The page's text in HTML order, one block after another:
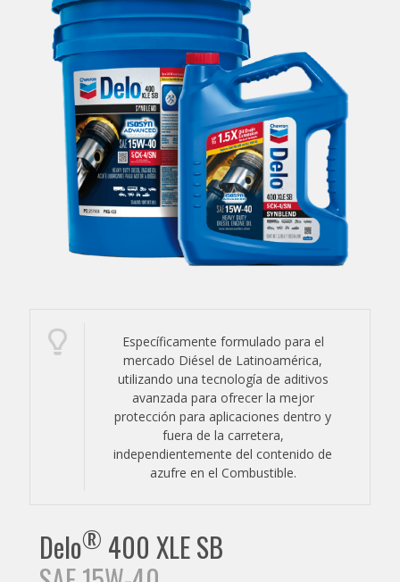
Específicamente formulado para el
mercado Diésel de Latinoamérica,
utilizando una tecnología de aditivos
avanzada para ofrecer la mejor
protección para aplicaciones dentro y
fuera de la carretera,
independientemente del contenido de
azufre en el Combustible.
Delo® 400 XLE SB